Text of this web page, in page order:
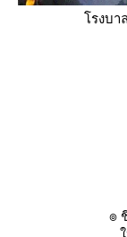
รงบา
๏